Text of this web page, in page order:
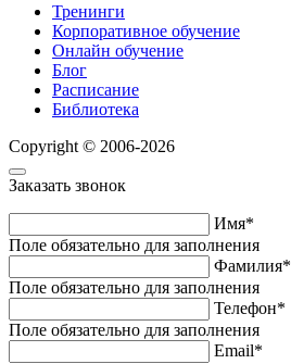
Тренинги
Корпоративное обучение
Онлайн обучение
Блог
Расписание
Библиотека
Copyright © 2006-2026
Заказать звонок
Имя*
Поле обязательно для заполнения
Фамилия*
Поле обязательно для заполнения
Телефон*
Поле обязательно для заполнения
Email*